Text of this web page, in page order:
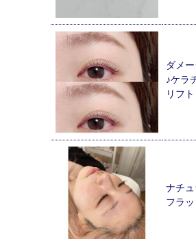
ダメ
♪ケラ
リフト
ナチ
フラ